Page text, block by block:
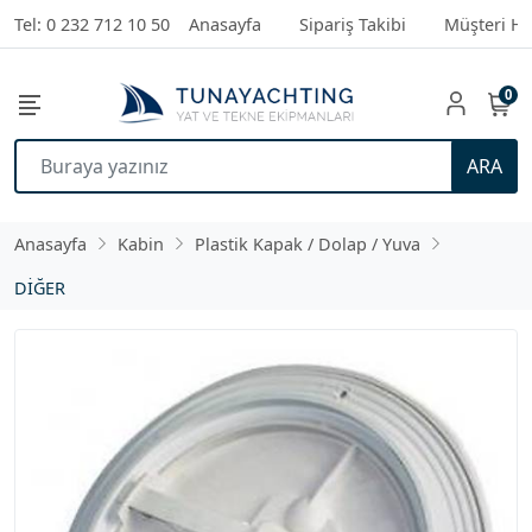
Tel: 0 232 712 10 50 Anasayfa Sipariş Takibi Müşteri
ARA
0
Anasayfa Kabin
Plastik Kapak / Dolap / Yuva
DİĞER